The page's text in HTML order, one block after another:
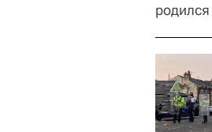
родился